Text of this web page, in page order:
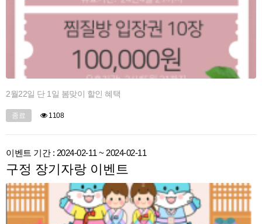
2월22일 단 1일 봄맞이 할인 혜택
종료 1108
이벤트 기간 : 2024-02-11 ~ 2024-02-11
구정 장기자랑 이벤트